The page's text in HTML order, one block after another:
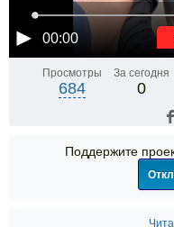
00:00
Просмотры
684
За сегодня
0
Поддержите